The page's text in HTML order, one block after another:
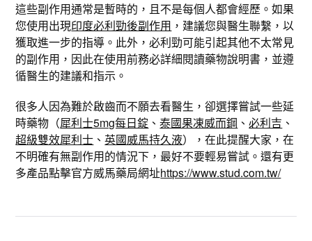
這些副作用通常是暫時的，且不是每個人都會經歷。如果
您使用出現印度必利勁後副作用 ，建議您與醫生聯繫，以
獲取進一步的指導。此外，必利勁可能引起其他不太常見
的副作用，因此在使用前務必詳細閱讀藥物說明書，並遵
循醫生的建議和指示。
很多人因為難於啟齒而不願去看醫生，卻選擇嘗試一些延
時藥物（犀利士5mg每日錠 、泰國果凍威而鋼 、必利吉 、
超級雙效犀利士 、英國威馬持久液），在此提醒大家，在
不明確有無副作用的情況下，最好不要輕易嘗試。還有更
多產品點擊官方威馬藥局網址https://www.stud.com.tw/